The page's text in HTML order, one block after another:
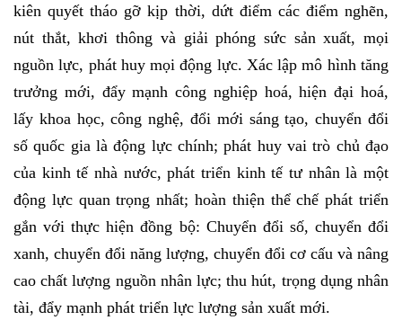
kiên quyết tháo gỡ kịp thời, dứt điểm các điểm nghẽn,
nút thắt, khơi thông và giải phóng sức sản xuất, mọi
nguồn lực, phát huy mọi động lực. Xác lập mô hình tăng
trưởng mới, đẩy mạnh công nghiệp hoá, hiện đại hoá,
lấy khoa học, công nghệ, đổi mới sáng tạo, chuyển đổi
số quốc gia là động lực chính; phát huy vai trò chủ đạo
của kinh tế nhà nước, phát triển kinh tế tư nhân là một
động lực quan trọng nhất; hoàn thiện thể chế phát triển
gắn với thực hiện đồng bộ: Chuyển đổi số, chuyển đổi
xanh, chuyển đổi năng lượng, chuyển đổi cơ cấu và nâng
cao chất lượng nguồn nhân lực; thu hút, trọng dụng nhân
tài, đẩy mạnh phát triển lực lượng sản xuất mới.